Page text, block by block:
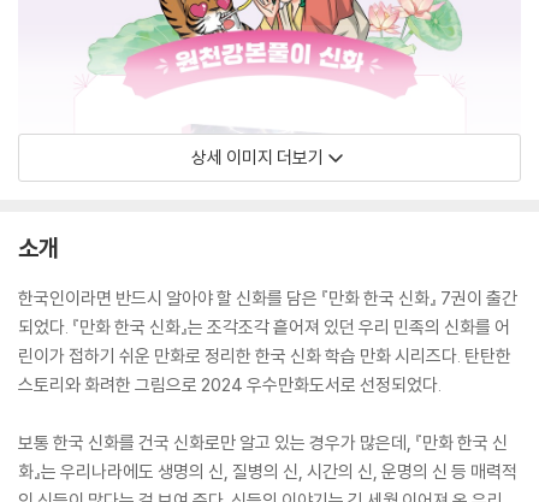
상세 이미지 더보기
소개
한국인이라면 반드시 알아야 할 신화를 담은 『만화 한국 신화』 7권이 출간
되었다. 『만화 한국 신화』는 조각조각 흩어져 있던 우리 민족의 신화를 어
린이가 접하기 쉬운 만화로 정리한 한국 신화 학습 만화 시리즈다. 탄탄한
스토리와 화려한 그림으로 2024 우수만화도서로 선정되었다.
보통 한국 신화를 건국 신화로만 알고 있는 경우가 많은데, 『만화 한국 신
화』는 우리나라에도 생명의 신, 질병의 신, 시간의 신, 운명의 신 등 매력적